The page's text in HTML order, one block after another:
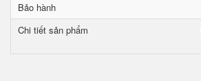
Bảo hành
Chi tiết sản phẩm